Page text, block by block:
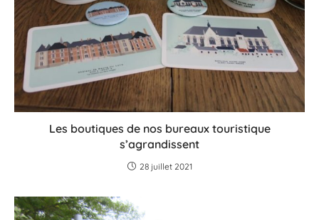
Les boutiques de nos bureaux touristique
s’agrandissent
28 juillet 2021